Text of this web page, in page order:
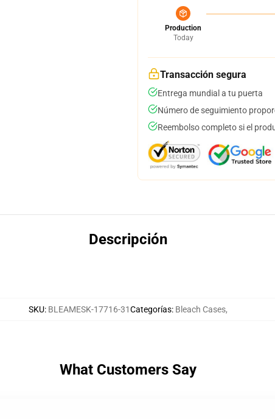
Production
Today
Transacción segura
Entrega mundial a tu puerta
Número de seguimiento
Reembolso completo si el
Descripción
SKU: BLEAMESK-17716-31Categorías: Bleach Cases,
What Customers Say